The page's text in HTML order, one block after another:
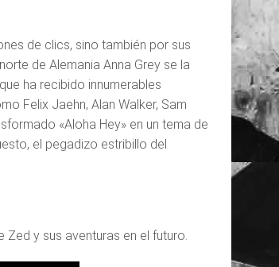
de clics, sino también por sus
de Alemania Anna Grey se la
ha recibido innumerables
Felix Jaehn, Alan Walker, Sam
«Aloha Hey» en un tema de
el pegadizo estribillo del
y sus aventuras en el futuro.